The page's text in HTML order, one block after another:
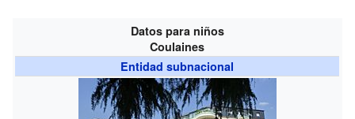
Datos para niños
Coulaines
Entidad subnacional